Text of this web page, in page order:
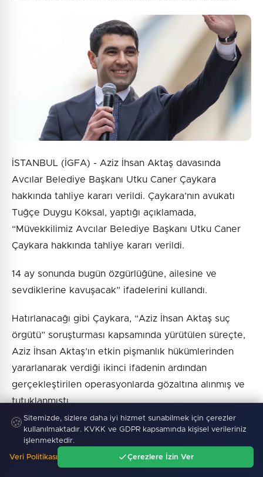
İSTANBUL (İGFA) - Aziz İhsan Aktaş davasında
Avcılar Belediye Başkanı Utku Caner Çaykara
hakkında tahliye kararı verildi. Çaykara’nın avukatı
Tuğçe Duygu Köksal, yaptığı açıklamada,
“Müvekkilimiz Avcılar Belediye Başkanı Utku Caner
Çaykara hakkında tahliye kararı verildi.
14 ay sonunda bugün özgürlüğüne, ailesine ve
sevdiklerine kavuşacak” ifadelerini kullandı.
Hatırlanacağı gibi Çaykara, “Aziz İhsan Aktaş suç
örgütü” soruşturması kapsamında yürütülen süreçte,
Aziz İhsan Aktaş’ın etkin pişmanlık hükümlerinden
yararlanarak verdiği ikinci ifadenin ardından
gerçekleştirilen operasyonlarda gözaltına alınmış ve
tutuklanmıştı.
Soruşturma kapsamında Çaykara ile birlikte bazı
belediye başkanları ve eski bir milletvekili hakkında
da işlem yapılmıştı. Aziz İhsan Aktaş iddianamesinde,
🍪 Sitemizde, sizlere daha iyi hizmet sunabilmek için çerezler
kullanılmaktadır. KVKK ve GDPR kapsamında kişisel verileriniz
işlenmektedir.
Veri Politikası Çerezlere İzin Ver
Gündem Ara Menü